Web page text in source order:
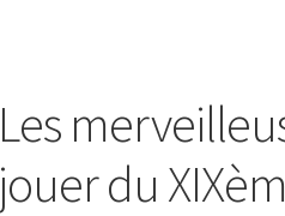
Les
jouer du